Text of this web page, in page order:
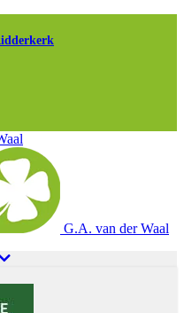
G.A. van der Waal